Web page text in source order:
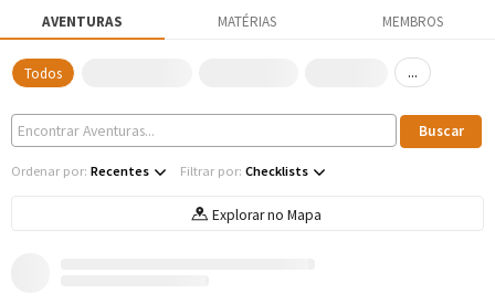
AVENTURAS MATÉRIAS MEMBROS
Todos ...
Ordenar por: Recentes Filtrar por: Checklists
Explorar no Mapa